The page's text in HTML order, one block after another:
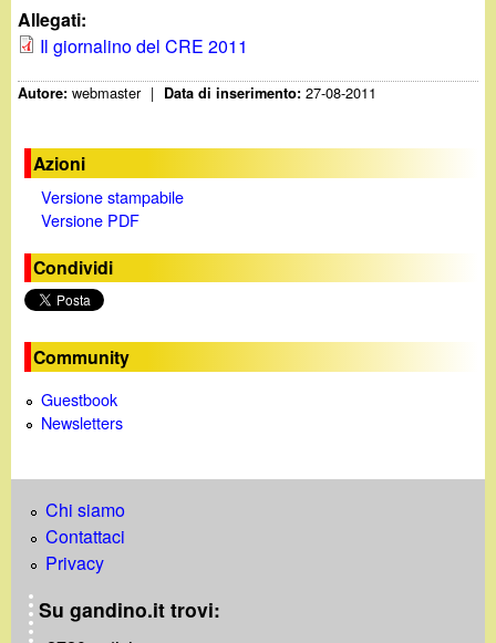
Allegati:
Il giornalino del CRE 2011
Autore:webmaster | Data di inserimento:27-08-2011
Azioni
Versione stampabile
Versione PDF
Condividi
Community
Guestbook
Newsletters
Chi siamo
Contattaci
Privacy
Su gandino.it trovi: